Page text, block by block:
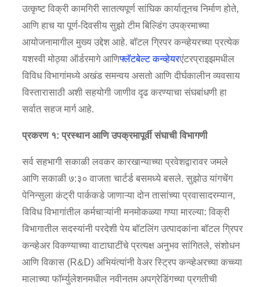
उत्कृष्ट विक्री कामगिरी सातत्यपूर्ण सांघिक कार्यातूनच निर्माण होते,
आणि हाच या पूर्ण-दिवसीय सुझो टीम बिल्डिंग उपक्रमाच्या
आयोजनामागील मुख्य उद्देश आहे. बॉटल ग्रिपर कन्व्हेयरच्या प्रत्येक
यशस्वी मोठ्या ऑर्डरमागे आणिफ्लॅटबेल्ट कन्व्हेयरएंटरप्राइझमधील
विविध विभागांमध्ये अखंड समन्वय असतो आणि दीर्घकालीन व्यवसाय
विस्तारासाठी अशी सहयोगी जाणीव दृढ करण्याचा संघबांधणी हा
सर्वात सहज मार्ग आहे.
प्रकरण १: प्रस्थान आणि उपक्रमापूर्वी संघाची विभागणी
सर्व सहभागी सकाळी लवकर कारखान्याच्या प्रवेशद्वारावर जमले
आणि सकाळी ७:३० वाजता चार्टर्ड बसमध्ये बसले. सुझोउ यांगचेंग
पेनिन्सुला कंट्री पार्ककडे जाणाऱ्या दोन तासांच्या प्रवासादरम्यान,
विविध विभागांतील कर्मचाऱ्यांनी मनमोकळ्या गप्पा मारल्या: विक्री
विभागातील सदस्यांनी परदेशी पेय बॉटलिंग उत्पादकांना बॉटल ग्रिपर
कन्व्हेअर विकण्याच्या वाटाघाटींचे प्रत्यक्ष अनुभव सांगितले, संशोधन
आणि विकास (R&D) अभियंत्यांनी वेअर स्ट्रिप कन्व्हेअरच्या कच्च्या
मालाच्या फॉर्म्युलेशनमधील नवीनतम अपग्रेडिंगच्या प्रगतीची